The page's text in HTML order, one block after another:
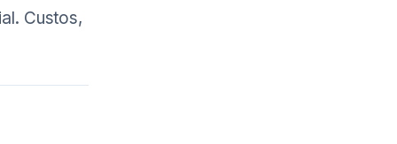
Custos,